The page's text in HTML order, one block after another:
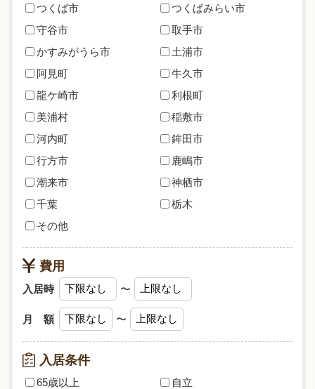
つくば市
つくばみらい市
守谷市
取手市
かすみがうら市
土浦市
阿見町
牛久市
龍ケ崎市
利根町
美浦村
稲敷市
河内町
鉾田市
行方市
鹿嶋市
潮来市
神栖市
千葉
栃木
その他
費用
入居時 〜
月 額 〜
入居条件
65歳以上
自立